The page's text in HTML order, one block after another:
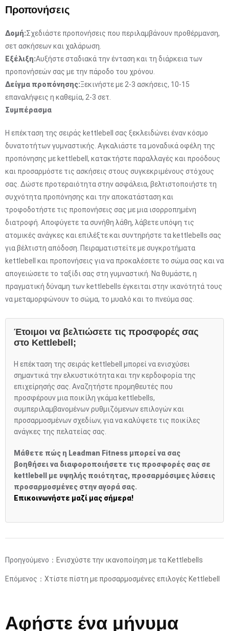
Προπονήσεις
Δομή:Σχεδιάστε προπονήσεις που περιλαμβάνουν προθέρμανση,
σετ ασκήσεων και χαλάρωση.
Εξέλιξη:Αυξήστε σταδιακά την ένταση και τη διάρκεια των
προπονήσεών σας με την πάροδο του χρόνου.
Δείγμα προπόνησης:Ξεκινήστε με 2-3 ασκήσεις, 10-15
επαναλήψεις η καθεμία, 2-3 σετ.
Συμπέρασμα
Η επέκταση της σειράς kettlebell σας ξεκλειδώνει έναν κόσμο
δυνατοτήτων γυμναστικής. Αγκαλιάστε τα μοναδικά οφέλη της
προπόνησης με kettlebell, κατακτήστε παραλλαγές και προόδους
και προσαρμόστε τις ασκήσεις στους συγκεκριμένους στόχους
σας. Δώστε προτεραιότητα στην ασφάλεια, βελτιστοποιήστε τη
συχνότητα προπόνησης και την αποκατάσταση και
τροφοδοτήστε τις προπονήσεις σας με μια ισορροπημένη
διατροφή. Αποφύγετε τα συνήθη λάθη, λάβετε υπόψη τις
ατομικές ανάγκες και επιλέξτε και συντηρήστε τα kettlebells σας
για βέλτιστη απόδοση. Πειραματιστείτε με συγκροτήματα
kettlebell και προπονήσεις για να προκαλέσετε το σώμα σας και να
απογειώσετε το ταξίδι σας στη γυμναστική. Να θυμάστε, η
πραγματική δύναμη των kettlebells έγκειται στην ικανότητά τους
να μεταμορφώνουν το σώμα, το μυαλό και το πνεύμα σας.
Έτοιμοι να βελτιώσετε τις προσφορές σας
στο Kettlebell;
Η επέκταση της σειράς kettlebell μπορεί να ενισχύσει
σημαντικά την ελκυστικότητα και την κερδοφορία της
επιχείρησής σας. Αναζητήστε προμηθευτές που
προσφέρουν μια ποικίλη γκάμα kettlebells,
συμπεριλαμβανομένων ρυθμιζόμενων επιλογών και
προσαρμοσμένων σχεδίων, για να καλύψετε τις ποικίλες
ανάγκες της πελατείας σας.
Μάθετε πώς η Leadman Fitness μπορεί να σας
βοηθήσει να διαφοροποιήσετε τις προσφορές σας σε
kettlebell με υψηλής ποιότητας, προσαρμόσιμες λύσεις
προσαρμοσμένες στην αγορά σας.
Επικοινωνήστε μαζί μας σήμερα!
Προηγούμενο： Ενισχύστε την ικανοποίηση με τα Kettlebells
Επόμενος： Χτίστε πίστη με προσαρμοσμένες επιλογές Kettlebell
Αφήστε ένα μήνυμα